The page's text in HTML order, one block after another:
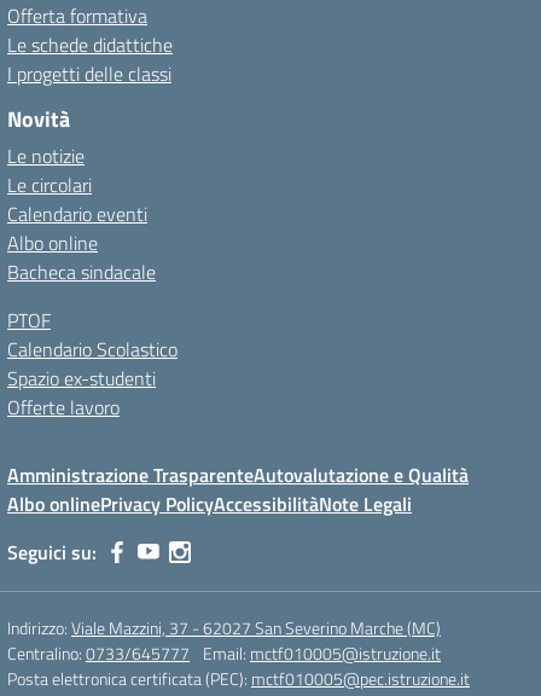
Offerta formativa
Le schede didattiche
I progetti delle classi
Novità
Le notizie
Le circolari
Calendario eventi
Albo online
Bacheca sindacale
PTOF
Calendario Scolastico
Spazio ex-studenti
Offerte lavoro
Amministrazione TrasparenteAutovalutazione e Qualità
Albo onlinePrivacy PolicyAccessibilitàNote Legali
Seguici su:
Indirizzo:Viale Mazzini, 37 - 62027 San Severino Marche (MC)
Centralino:0733/645777 Email: mctf010005@istruzione.it
Posta elettronica certificata (PEC): mctf010005@pec.istruzione.it